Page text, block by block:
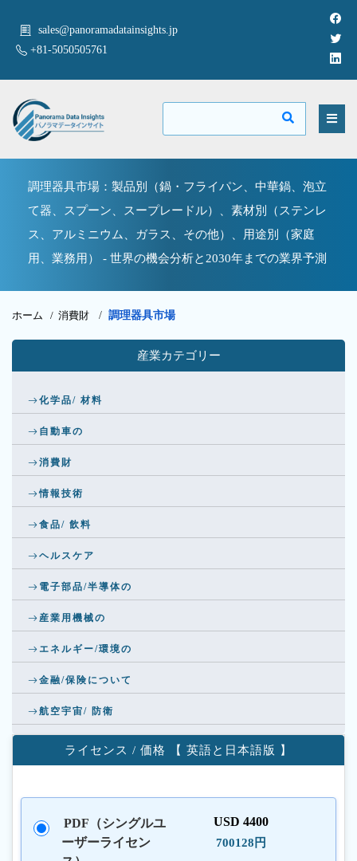
sales@panoramadatainsights.jp
+81-5050505761
調理器具市場：製品別（鍋・フライパン、中華鍋、泡立
て器、スプーン、スープレードル）、素材別（ステンレ
ス、アルミニウム、ガラス、その他）、用途別（家庭
用、業務用） - 世界の機会分析と2030年までの業界予測
ホーム / 消費財 / 調理器具市場
産業カテゴリー
化学品/ 材料
自動車の
消費財
情報技術
食品/ 飲料
ヘルスケア
電子部品/半導体の
産業用機械の
エネルギー/環境の
金融/保険について
航空宇宙/ 防衛
ライセンス / 価格 【 英語と日本語版 】
PDF（シングルユ
ーザーライセン
USD 4400
700128円